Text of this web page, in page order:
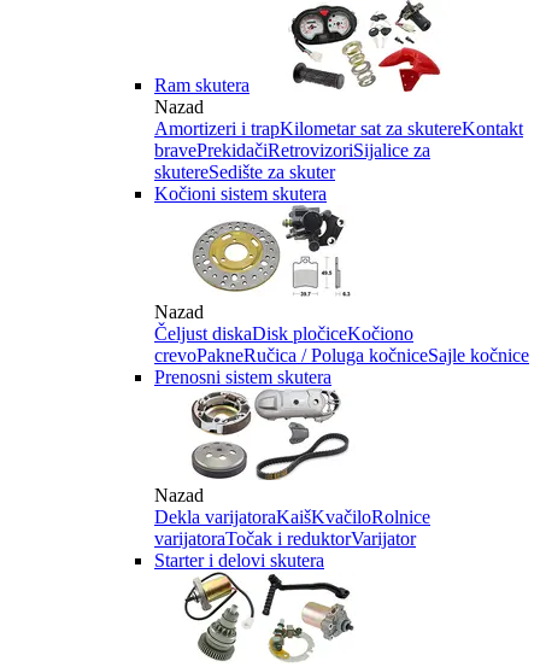
Ram skutera
Nazad
Amortizeri i trapKilometar sat za skutereKontakt
bravePrekidačiRetrovizoriSijalice za
skutereSedište za skuter
Kočioni sistem skutera
Nazad
Čeljust diskaDisk pločiceKočiono
crevoPakneRučica / Poluga kočniceSajle kočnice
Prenosni sistem skutera
Nazad
Dekla varijatoraKaišKvačiloRolnice
varijatoraTočak i reduktorVarijator
Starter i delovi skutera